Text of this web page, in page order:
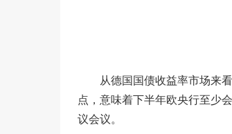
从德国国债收益率市场来
点，意味着下半年欧央行至少
议会议。